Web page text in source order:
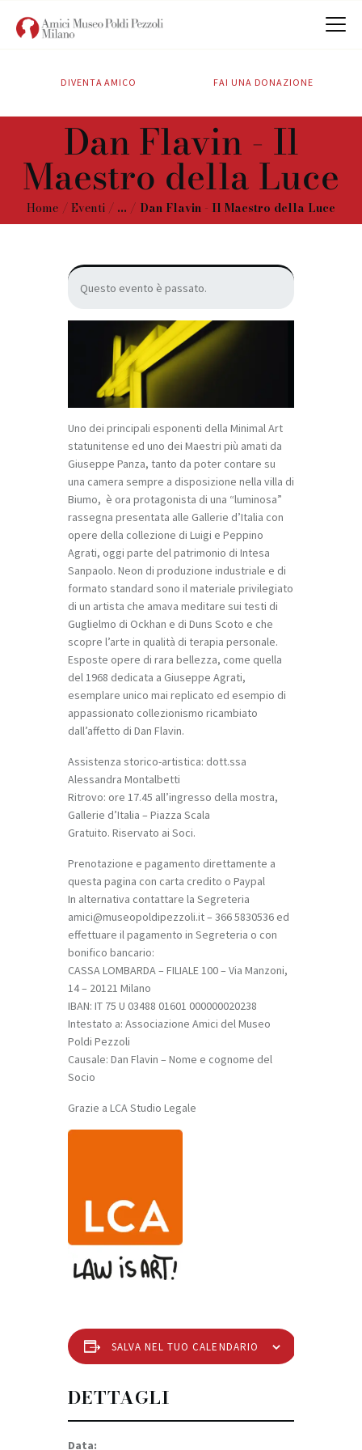
DIVENTA AMICO FAI UNA DONAZIONE
Dan Flavin - Il
Maestro della Luce
Home Eventi ... Dan Flavin - Il Maestro della Luce
ATTIVITÀ
SOSTIENICI
CONTATTI
Questo evento è passato.
Uno dei principali esponenti della Minimal Art
statunitense ed uno dei Maestri più amati da
Giuseppe Panza, tanto da poter contare su
una camera sempre a disposizione nella villa di
Biumo, è ora protagonista di una “luminosa”
rassegna presentata alle Gallerie d’Italia con
opere della collezione di Luigi e Peppino
Agrati, oggi parte del patrimonio di Intesa
Sanpaolo. Neon di produzione industriale e di
formato standard sono il materiale privilegiato
di un artista che amava meditare sui testi di
Guglielmo di Ockhan e di Duns Scoto e che
scopre l’arte in qualità di terapia personale.
Esposte opere di rara bellezza, come quella
del 1968 dedicata a Giuseppe Agrati,
esemplare unico mai replicato ed esempio di
appassionato collezionismo ricambiato
dall’affetto di Dan Flavin.
Assistenza storico-artistica: dott.ssa
Alessandra Montalbetti
Ritrovo: ore 17.45 all’ingresso della mostra,
Gallerie d’Italia – Piazza Scala
Gratuito. Riservato ai Soci.
Prenotazione e pagamento direttamente a
questa pagina con carta credito o Paypal
In alternativa contattare la Segreteria
amici@museopoldipezzoli.it – 366 5830536 ed
effettuare il pagamento in Segreteria o con
bonifico bancario:
CASSA LOMBARDA – FILIALE 100 – Via Manzoni,
14 – 20121 Milano
IBAN: IT 75 U 03488 01601 000000020238
Intestato a: Associazione Amici del Museo
Poldi Pezzoli
Causale: Dan Flavin – Nome e cognome del
Socio
Grazie a LCA Studio Legale
SALVA NEL TUO CALENDARIO
DETTAGLI
Data: